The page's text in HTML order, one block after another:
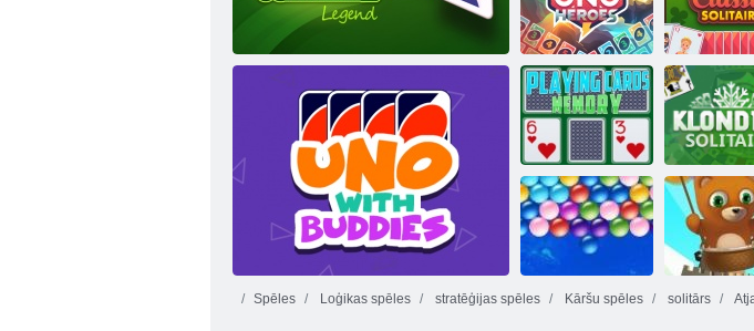
Solitaire leģenda
Pārsteidzošs
zirnekļa solitaire
Solitaire
virsotnes
Uno varoņi Klasisks
Spēļu karšu
atmiņa
Klondike
Solitaire
Spēles Loģikas spēles stratēģijas spēles Kāršu spēles solitārs